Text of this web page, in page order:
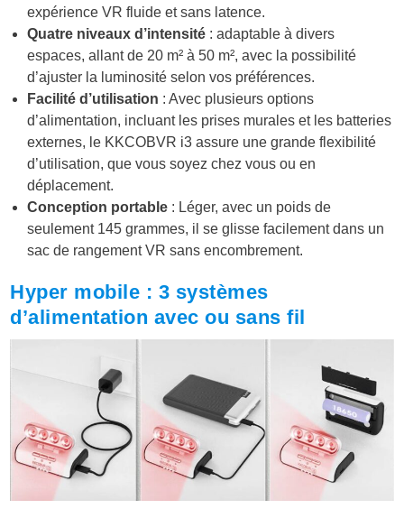
expérience VR fluide et sans latence.
Quatre niveaux d’intensité : adaptable à divers
espaces, allant de 20 m² à 50 m², avec la possibilité
d’ajuster la luminosité selon vos préférences.
Facilité d’utilisation : Avec plusieurs options
d’alimentation, incluant les prises murales et les batteries
externes, le KKCOBVR i3 assure une grande flexibilité
d’utilisation, que vous soyez chez vous ou en
déplacement.
Conception portable : Léger, avec un poids de
seulement 145 grammes, il se glisse facilement dans un
sac de rangement VR sans encombrement.
Hyper mobile : 3 systèmes
d’alimentation avec ou sans fil